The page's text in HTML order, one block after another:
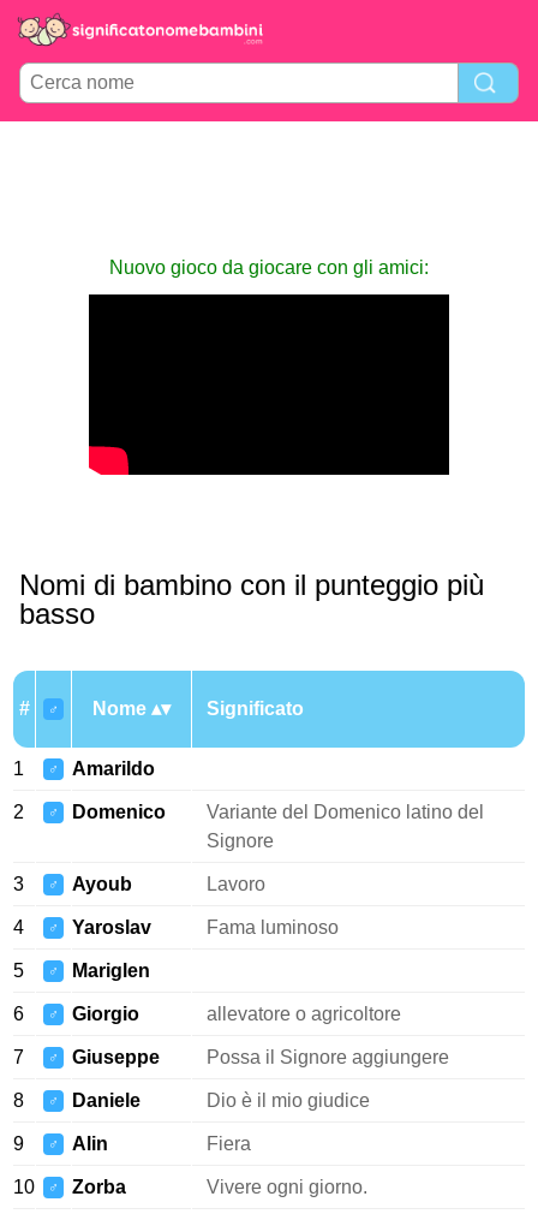
Nuovo gioco da giocare con gli amici:
Nomi di bambino con il punteggio più
basso
# ♂ Nome Significato
1 ♂ Amarildo
2 ♂ Domenico
Variante del Domenico latino del
Signore
3 ♂ Ayoub Lavoro
4 ♂ Yaroslav Fama luminoso
5 ♂ Mariglen
6 ♂ Giorgio allevatore o agricoltore
7 ♂ Giuseppe Possa il Signore aggiungere
8 ♂ Daniele Dio è il mio giudice
9 ♂ Alin Fiera
10 ♂ Zorba Vivere ogni giorno.